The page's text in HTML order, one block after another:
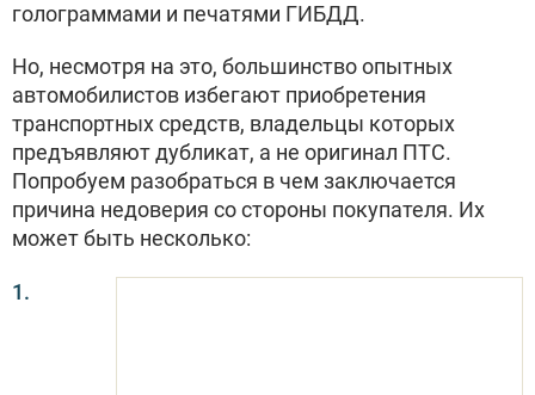
голограммами и печатями ГИБДД.
Но, несмотря на это, большинство опытных
автомобилистов избегают приобретения
транспортных средств, владельцы которых
предъявляют дубликат, а не оригинал ПТС.
Попробуем разобраться в чем заключается
причина недоверия со стороны покупателя. Их
может быть несколько: